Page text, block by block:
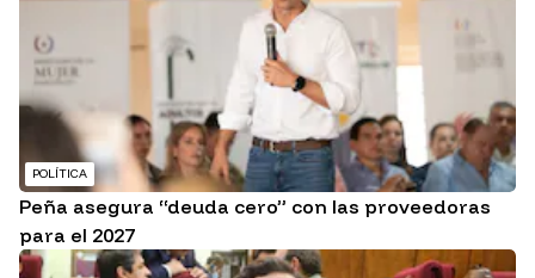
POLÍTICA
Peña asegura “deuda cero” con las proveedoras
para el 2027